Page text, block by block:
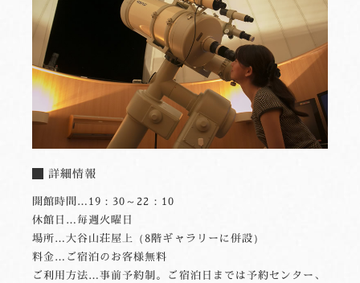
詳細情報
開館時間…19：30～22：10
休館日…毎週火曜日
場所…大谷山荘屋上（8階ギャラリーに併設）
料金…ご宿泊のお客様無料
ご利用方法…事前予約制。ご宿泊日までは予約センター、